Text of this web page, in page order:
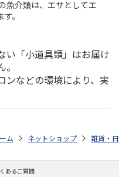
魚介類は、エサとしてエ
。
い「小道具類」はお届け
ンなどの環境により、実
抗菌 電子レンジ・食洗機対応小鉢
ム ネットショップ 雑貨・
あるご質問